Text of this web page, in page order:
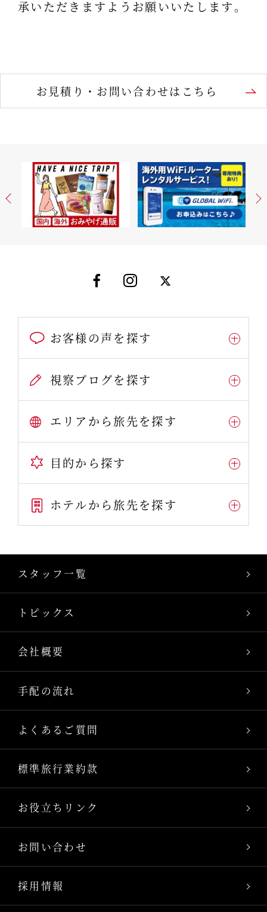
承いただきますようお願いいたします。
お見積り・お問い合わせはこちら
お客様の声を探す
視察ブログを探す
エリアから旅先を探す
目的から探す
ホテルから旅先を探す
スタッフ一覧
トピックス
会社概要
手配の流れ
よくあるご質問
標準旅行業約款
お役立ちリンク
お問い合わせ
採用情報